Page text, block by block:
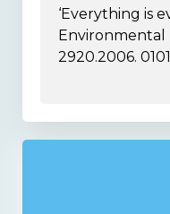
‘Everything is
Environmental
2920.2006.